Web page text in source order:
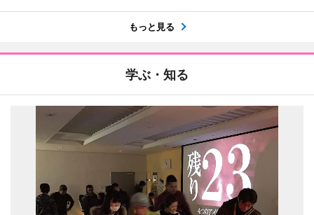
もっと見る
学ぶ・知る